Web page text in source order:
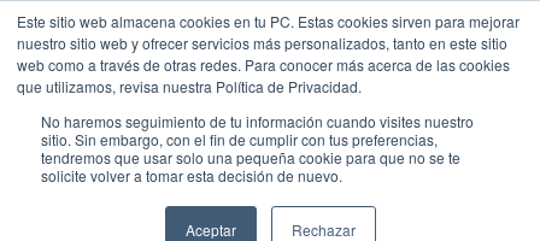
Este sitio web almacena cookies en tu PC. Estas cookies sirven para mejorar
nuestro sitio web y ofrecer servicios más personalizados, tanto en este sitio
web como a través de otras redes. Para conocer más acerca de las cookies
que utilizamos, revisa nuestra Política de Privacidad.
No haremos seguimiento de tu información cuando visites nuestro
sitio. Sin embargo, con el fin de cumplir con tus preferencias,
tendremos que usar solo una pequeña cookie para que no se te
solicite volver a tomar esta decisión de nuevo.
Aceptar Rechazar